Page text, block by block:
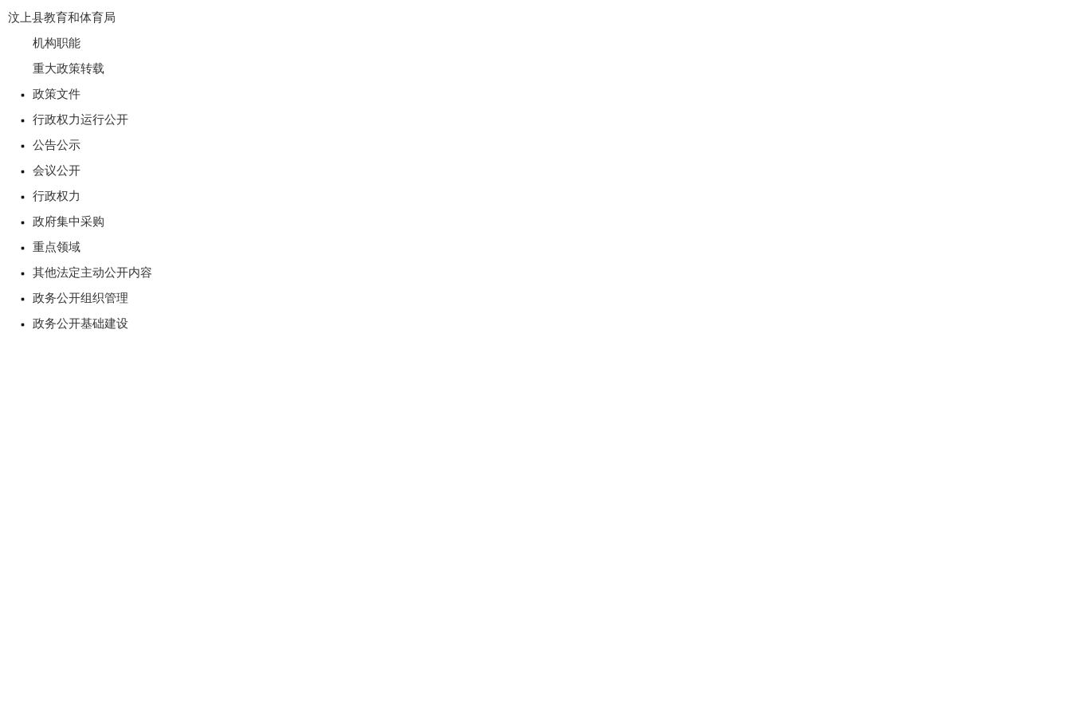
汶上县教育和体育局
机构职能
重大政策转载
政策文件
行政权力运行公开
公告公示
会议公开
行政权力
政府集中采购
重点领域
其他法定主动公开内容
政务公开组织管理
政务公开基础建设